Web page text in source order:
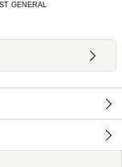
GENERAL